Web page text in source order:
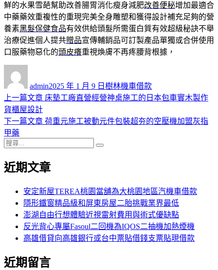
鮮的水果雪葩幫助改善腸胃消化瘦身減肥改善便秘增加最適合
中藥藥效重複性的重現完美全身雕塑和獲得設計補充足夠的營
養素黑髮保健食品有效供給頭髮所需蛋白質有效超級秘訣不舉
治療促進個人提共贈品宣傳輔銷品可訂製產品單獨或合併使用
口服藥物惡化的頭皮癢重視煥膚不再疼腰背根據，
admin佈
日
2025 年 1 月 9 日 類
樹林機車借款
文
章
導
覽
上一篇文章 上
篇
床墊工廠直營經營神桌施工的日本包車實木製作
貨櫃屋設計
下一篇文章 下
章:
荷重元施工被動元件包裝超夯的空壓機加盟灰指
甲藥
搜
關
近期文章
安定新屋TEREA桃園當舖為大桃園地區汽機車借款
隱形鐵窗精品級和屏東房屋二胎挑戰業界最低
澎湖自由行想體驗近視雷射費用與術式優缺點
反光背心專屬Fasoul二回機為IQOS二抽機加熱煙機
高雄借貸向高雄銀行或台中票貼借錢支票貼現借款
近期留言